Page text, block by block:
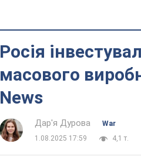
Росія
масового
News
Дар'я Дурова
War
1.08.2025 17:59
4,1 т.